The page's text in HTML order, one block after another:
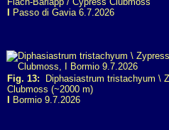
Passo di Gavia 6.7.2026
Fig. 13: Diphasiastrum tristachyum \
Clubmoss (~2000 m)
Bormio 9.7.2026